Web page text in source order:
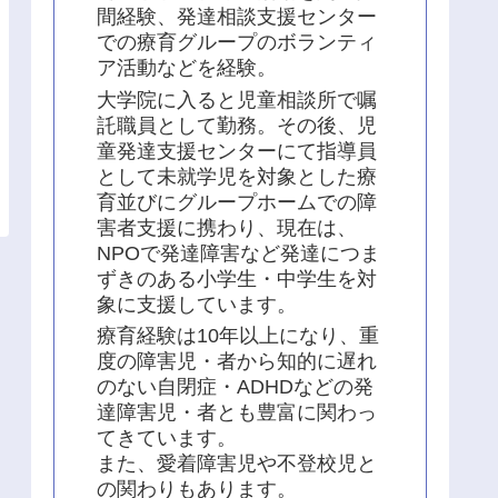
間経験、発達相談支援センター
での療育グループのボランティ
ア活動などを経験。
大学院に入ると児童相談所で嘱
託職員として勤務。その後、児
童発達支援センターにて指導員
として未就学児を対象とした療
育並びにグループホームでの障
害者支援に携わり、現在は、
NPOで発達障害など発達につま
ずきのある小学生・中学生を対
象に支援しています。
療育経験は10年以上になり、重
度の障害児・者から知的に遅れ
のない自閉症・ADHDなどの発
達障害児・者とも豊富に関わっ
てきています。
また、愛着障害児や不登校児と
の関わりもあります。